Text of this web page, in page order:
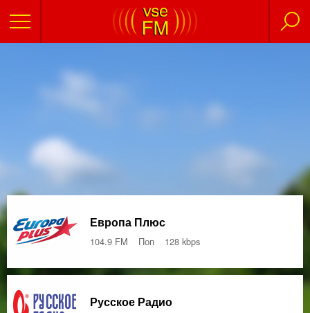
Европа Плюс
104.9 FM Поп 128 kbps
Русское Радио